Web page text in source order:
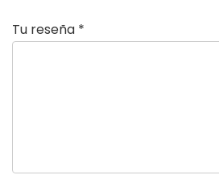
Tu reseña *